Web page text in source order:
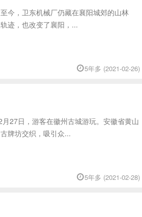
今，卫东机械厂仍藏在襄阳城郊的山林
迹，也改变了襄阳，...
5年多 (2021-02-26)
27日，游客在徽州古城游玩。安徽省黄山
牌坊交织，吸引众...
5年多 (2021-02-28)